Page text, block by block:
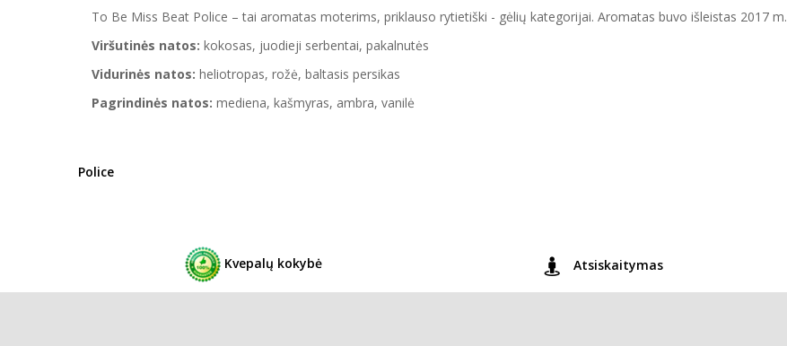
To Be Miss Beat Police – tai aromatas moterims, priklauso rytietiški - gėlių kategorijai. Aromatas buvo išleistas 2017 m.
Viršutinės natos: kokosas, juodieji serbentai, pakalnutės
Vidurinės natos: heliotropas, rožė, baltasis persikas
Pagrindinės natos: mediena, kašmyras, ambra, vanilė
Police
Kvepalų kokybė Atsiskaitymas